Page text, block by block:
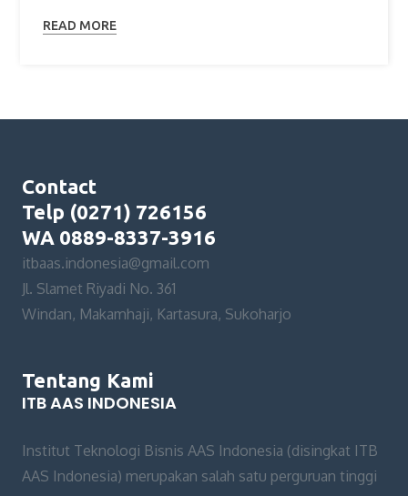
READ MORE
Contact
Telp (0271) 726156
WA 0889-8337-3916
itbaas.indonesia@gmail.com
Jl. Slamet Riyadi No. 361
Windan, Makamhaji, Kartasura, Sukoharjo
Tentang Kami
ITB AAS INDONESIA
Institut Teknologi Bisnis AAS Indonesia (disingkat ITB
AAS Indonesia) merupakan salah satu perguruan tinggi